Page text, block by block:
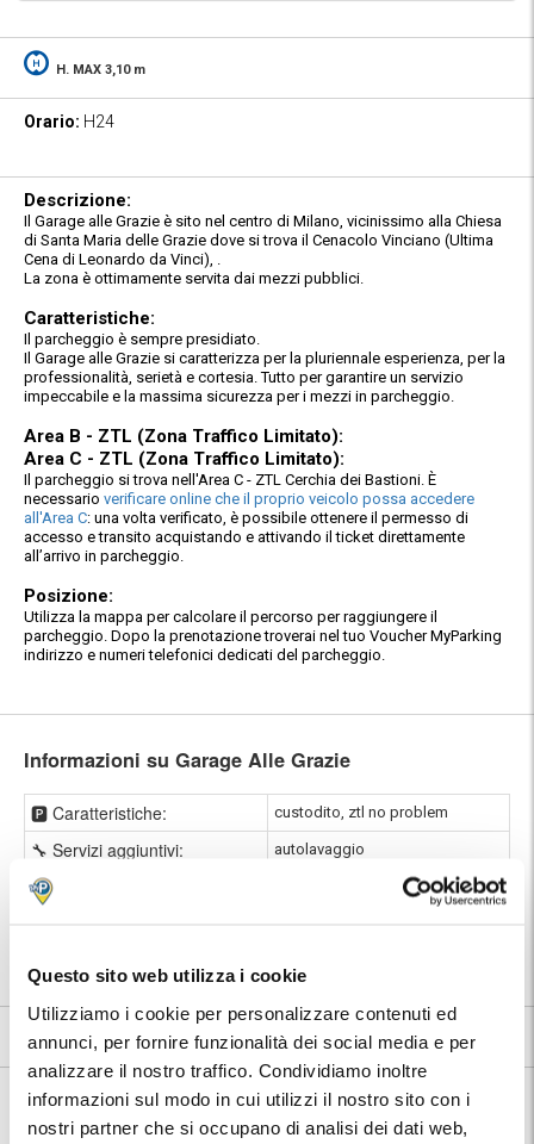
Questo sito web utilizza i cookie
Utilizziamo i cookie per personalizzare contenuti ed
annunci, per fornire funzionalità dei social media e per
analizzare il nostro traffico. Condividiamo inoltre
informazioni sul modo in cui utilizzi il nostro sito con i
nostri partner che si occupano di analisi dei dati web,
H. MAX 3,10 m
Orario: H24
Descrizione:
Il Garage alle Grazie è sito nel centro di Milano, vicinissimo alla Chiesa
di Santa Maria delle Grazie dove si trova il Cenacolo Vinciano (Ultima
Cena di Leonardo da Vinci), .
La zona è ottimamente servita dai mezzi pubblici.
Caratteristiche:
Il parcheggio è sempre presidiato.
Il Garage alle Grazie si caratterizza per la pluriennale esperienza, per la
professionalità, serietà e cortesia. Tutto per garantire un servizio
impeccabile e la massima sicurezza per i mezzi in parcheggio.
Area B - ZTL (Zona Traffico Limitato):
Area C - ZTL (Zona Traffico Limitato):
Il parcheggio si trova nell'Area C - ZTL Cerchia dei Bastioni. È
necessario verificare online che il proprio veicolo possa accedere
all'Area C: una volta verificato, è possibile ottenere il permesso di
accesso e transito acquistando e attivando il ticket direttamente
all’arrivo in parcheggio.
Posizione:
Utilizza la mappa per calcolare il percorso per raggiungere il
parcheggio. Dopo la prenotazione troverai nel tuo Voucher MyParking
indirizzo e numeri telefonici dedicati del parcheggio.
Informazioni su Garage Alle Grazie
🅿️ Caratteristiche: custodito, ztl no problem
🔧 Servizi aggiuntivi: autolavaggio
⭐ Votato dai clienti:
9 42 recensioniVedi tutte
Nelle vicinanze:
Garage Alle Grazie si trova a ovest rispetto al centro di Milano, in zona
Magenta-San Vittore. Nelle immediate vcinanze si trovano alcuni dei